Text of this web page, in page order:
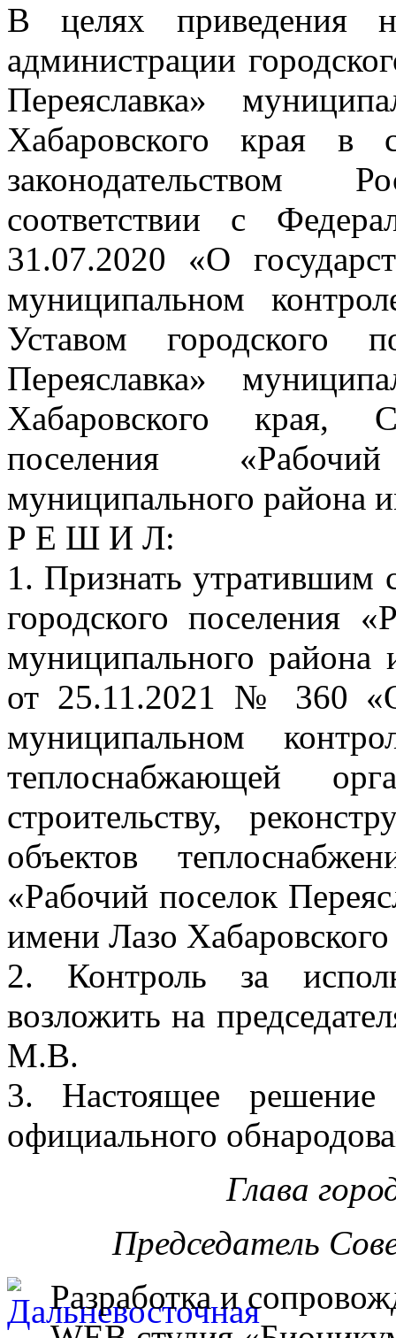
В целях приведения
администрации
Переяславка»
Хабаровского края в
законодательством
соответствии с
31.07.2020 «О
муниципальном
Уставом городского
Переяславка»
Хабаровского края,
поселения
муниципального района
Р Е Ш И Л:
1. Признать утратившим
городского поселения
муниципального района
от 25.11.2021 № 360
муниципальном
теплоснабжающей
строительству,
объектов
«Рабочий поселок
имени Лазо Хабаровского
2. Контроль за
возложить на
М.В.
3. Настоящее
официального
Глава
Председатель
Разработка и